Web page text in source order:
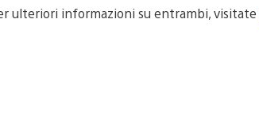
ulteriori informazioni su entrambi, visitate